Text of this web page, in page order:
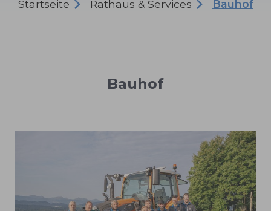
Startseite Rathaus & Services Bauhof
Bauhof